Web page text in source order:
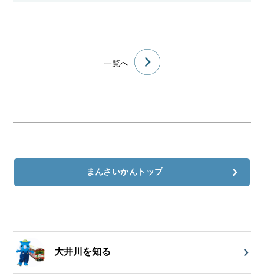
一覧へ
まんさいかんトップ
大井川を知る